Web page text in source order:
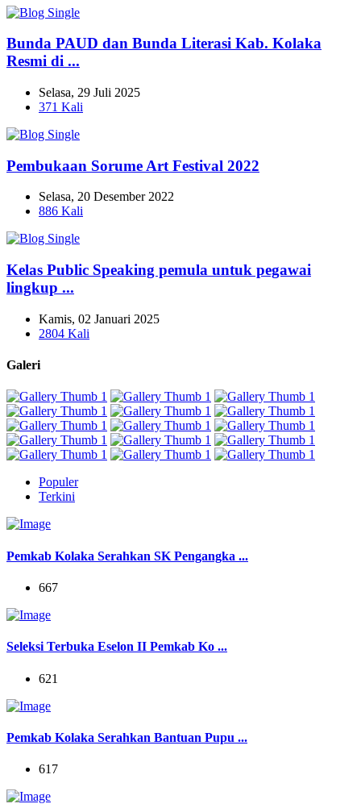
Bunda PAUD dan Bunda Literasi Kab. Kolaka
Resmi di ...
Selasa, 29 Juli 2025
371 Kali
Pembukaan Sorume Art Festival 2022
Selasa, 20 Desember 2022
886 Kali
Kelas Public Speaking pemula untuk pegawai
lingkup ...
Kamis, 02 Januari 2025
2804 Kali
Galeri
Populer
Terkini
Pemkab Kolaka Serahkan SK Pengangka ...
667
Seleksi Terbuka Eselon II Pemkab Ko ...
621
Pemkab Kolaka Serahkan Bantuan Pupu ...
617